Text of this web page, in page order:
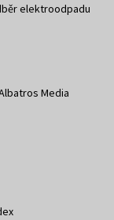
elektroodpadu
Media